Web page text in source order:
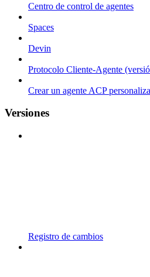
Centro de control de agentes
Spaces
Devin
Protocolo Cliente-Agente
Crear un agente ACP
Versiones
Registro de cambios